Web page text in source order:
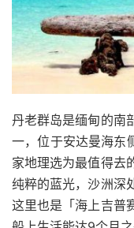
丹老群岛是缅甸的南
一，位于安达曼海东
家地理选为最值得去
纯粹的蓝光，沙洲深
这里也是「海上吉普